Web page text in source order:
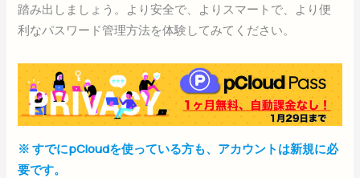
踏み出しましょう。より安全で、よりスマートで、より便
利なパスワード管理方法を体験してみてください。
※ すでにpCloudを使っている方も、アカウントは新規に必
要です。